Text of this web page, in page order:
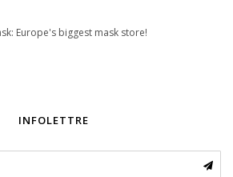
Europe's biggest mask store!
INFOLETTRE